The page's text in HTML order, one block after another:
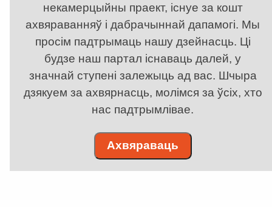
некамерцыйны праект, існуе за кошт
ахвяраванняў і дабрачыннай дапамогі. Мы
просім падтрымаць нашу дзейнасць. Ці
будзе наш партал існаваць далей, у
значнай ступені залежыць ад вас. Шчыра
дзякуем за ахвярнасць, молімся за ўсіх, хто
нас падтрымлівае.
Ахвяраваць